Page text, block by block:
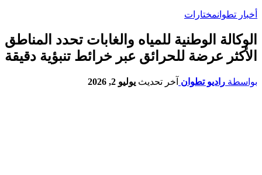
أخبار تطوانمختارات
الوكالة الوطنية للمياه والغابات تحدد المناطق
الأكثر عرضة للحرائق عبر خرائط تنبؤية دقيقة
بواسطة راديو تطوان آخر تحديث يوليو 2, 2026